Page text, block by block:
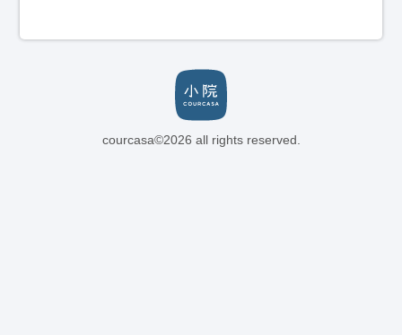
courcasa©2026 all rights reserved.